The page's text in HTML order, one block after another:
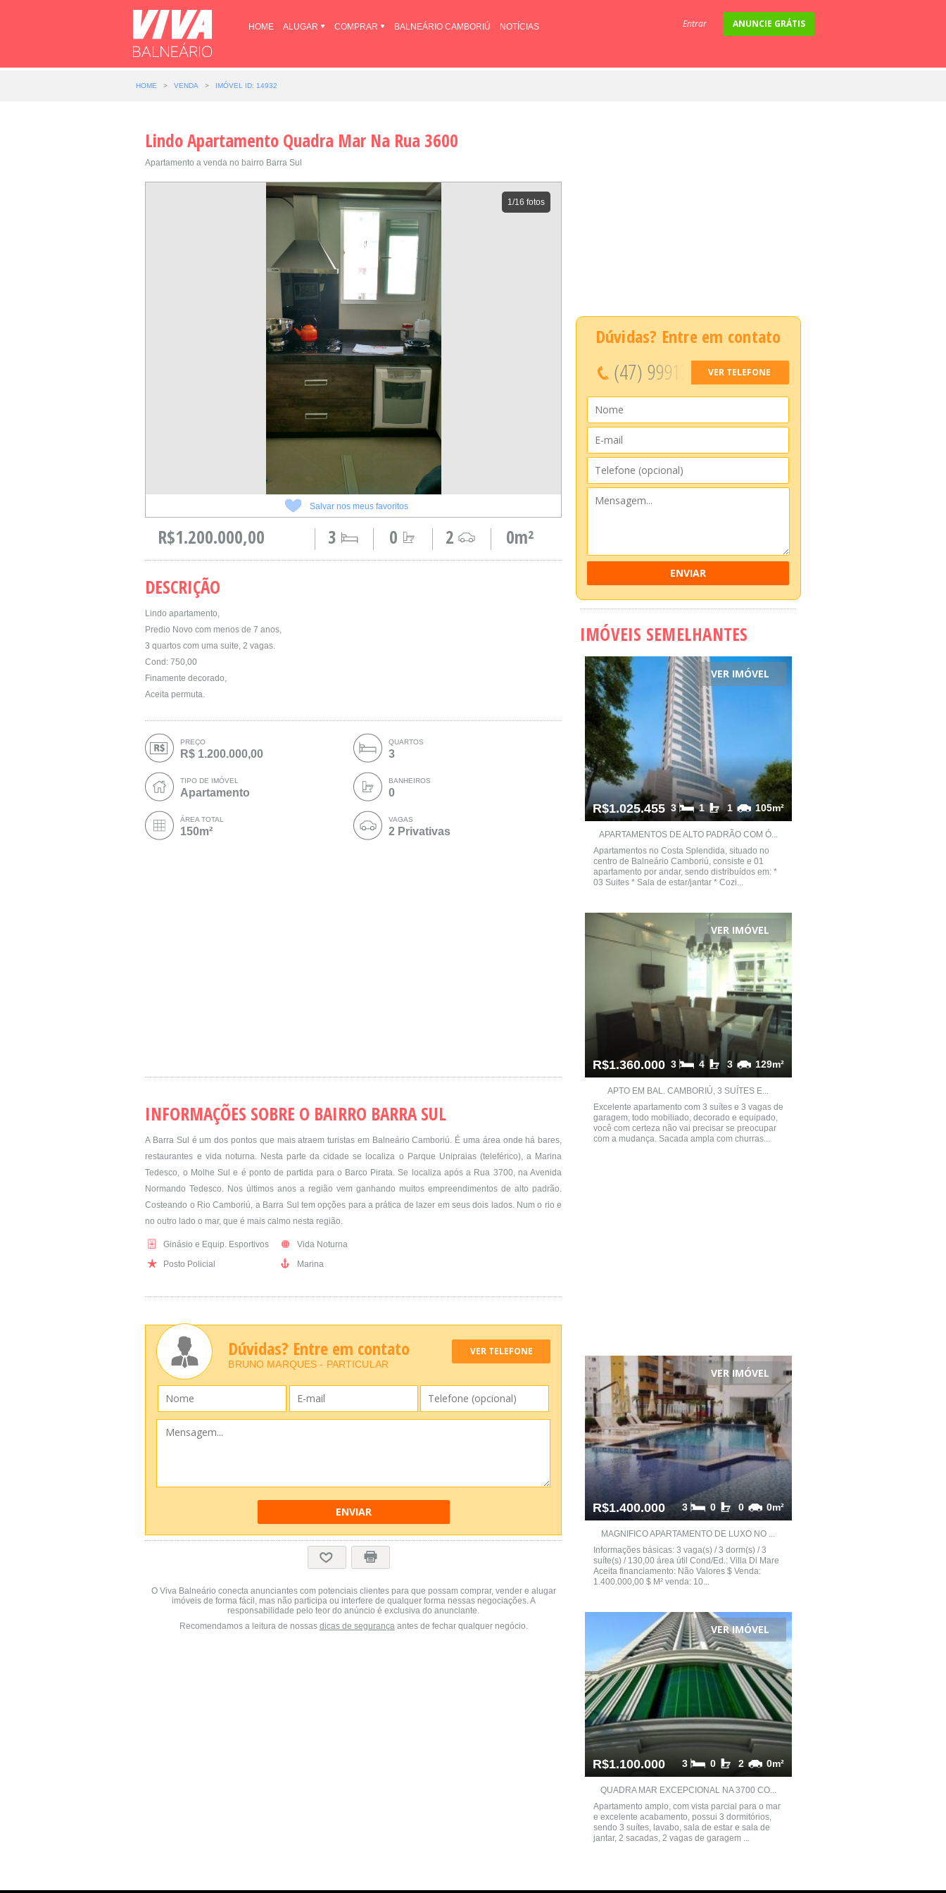
HOME ALUGAR COMPRAR BALNEÁRIO CAMBORIÚ NOTÍCIAS Entrar ANUNCIE GRÁTIS
HOME > VENDA > IMÓVEL ID: 14932
Lindo Apartamento Quadra Mar Na Rua 3600
Apartamento a venda no bairro Barra Sul
1/16 fotos
Salvar nos meus favoritos
R$1.200.000,00 0m²
2
0
3
DESCRIÇÃO
Lindo apartamento,
Predio Novo com menos de 7 anos,
3 quartos com uma suite, 2 vagas.
Cond: 750,00
Finamente decorado,
Aceita permuta.
PREÇO
R$ 1.200.000,00
TIPO DE IMÓVEL
Apartamento
ÁREA TOTAL
150m²
QUARTOS
3
BANHEIROS
0
VAGAS
2 Privativas
INFORMAÇÕES SOBRE O BAIRRO BARRA SUL
A Barra Sul é um dos pontos que mais atraem turistas em Balneário Camboriú. É uma área onde há bares,
restaurantes e vida noturna. Nesta parte da cidade se localiza o Parque Unipraias (teleférico), a Marina
Tedesco, o Molhe Sul e é ponto de partida para o Barco Pirata. Se localiza após a Rua 3700, na Avenida
Normando Tedesco. Nos últimos anos a região vem ganhando muitos empreendimentos de alto padrão.
Costeando o Rio Camboriú, a Barra Sul tem opções para a prática de lazer em seus dois lados. Num o rio e
no outro lado o mar, que é mais calmo nesta região.
Ginásio e Equip. Esportivos
Posto Policial
Vida Noturna
Marina
VER TELEFONE
Dúvidas? Entre em contato
BRUNO MARQUES - PARTICULAR
ENVIAR
O Viva Balneário conecta anunciantes com potenciais clientes para que possam comprar, vender e alugar
imóveis de forma fácil, mas não participa ou interfere de qualquer forma nessas negociações. A
responsabilidade pelo teor do anúncio é exclusiva do anunciante.
Recomendamos a leitura de nossas dicas de segurançaantes de fechar qualquer negócio.
Dúvidas? Entre em contato
(47) 99912 VER TELEFONE
ENVIAR
IMÓVEIS SEMELHANTES
VER IMÓVEL
R$1.025.455 105m²
1
1
3
APARTAMENTOS DE ALTO PADRÃO COM Ó...
Apartamentos no Costa Splendida, situado no
centro de Balneário Camboriú, consiste e 01
apartamento por andar, sendo distribuídos em: *
03 Suites * Sala de estar/jantar * Cozi...
VER IMÓVEL
R$1.360.000 129m²
3
4
3
APTO EM BAL. CAMBORIÚ, 3 SUÍTES E...
Excelente apartamento com 3 suítes e 3 vagas de
garagem, todo mobiliado, decorado e equipado,
você com certeza não vai precisar se preocupar
com a mudança. Sacada ampla com churras...
VER IMÓVEL
R$1.400.000 0m²
0
0
3
MAGNIFICO APARTAMENTO DE LUXO NO ...
Informações básicas: 3 vaga(s) / 3 dorm(s) / 3
suíte(s) / 130,00 área útil Cond/Ed.: Villa Di Mare
Aceita financiamento: Não Valores $ Venda:
1.400.000,00 $ M² venda: 10...
VER IMÓVEL
R$1.100.000 0m²
2
0
3
QUADRA MAR EXCEPCIONAL NA 3700 CO...
Apartamento amplo, com vista parcial para o mar
e excelente acabamento, possui 3 dormitórios,
sendo 3 suítes, lavabo, sala de estar e sala de
jantar, 2 sacadas, 2 vagas de garagem ...